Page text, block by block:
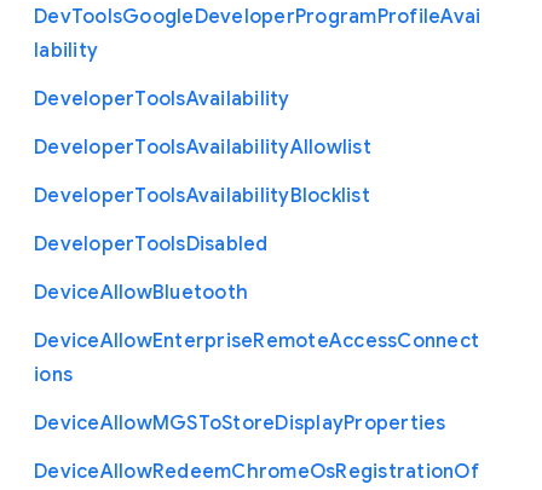
DevToolsGoogleDeveloperProgramProfileAvai
lability
DeveloperToolsAvailability
DeveloperToolsAvailabilityAllowlist
DeveloperToolsAvailabilityBlocklist
DeveloperToolsDisabled
DeviceAllowBluetooth
DeviceAllowEnterpriseRemoteAccessConnect
ions
DeviceAllowMGSToStoreDisplayProperties
DeviceAllowRedeemChromeOsRegistrationOf